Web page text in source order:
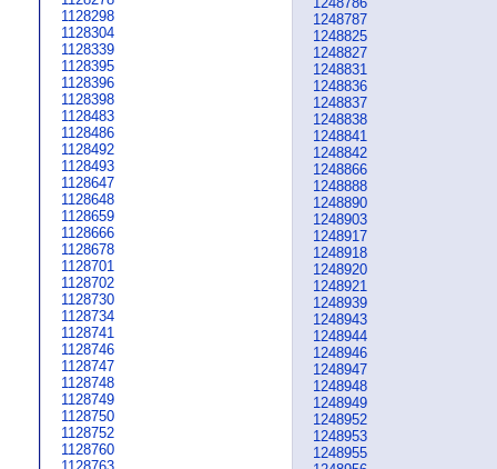
1128298
1128304
1128339
1128395
1128396
1128398
1128483
1128486
1128492
1128493
1128647
1128648
1128659
1128666
1128678
1128701
1128702
1128730
1128734
1128741
1128746
1128747
1128748
1128749
1128750
1128752
1128760
1248787
1248825
1248827
1248831
1248836
1248837
1248838
1248841
1248842
1248866
1248888
1248890
1248903
1248917
1248918
1248920
1248921
1248939
1248943
1248944
1248946
1248947
1248948
1248949
1248952
1248953
1248955